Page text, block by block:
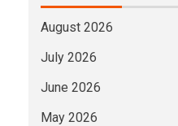
August 2026
July 2026
June 2026
May 2026